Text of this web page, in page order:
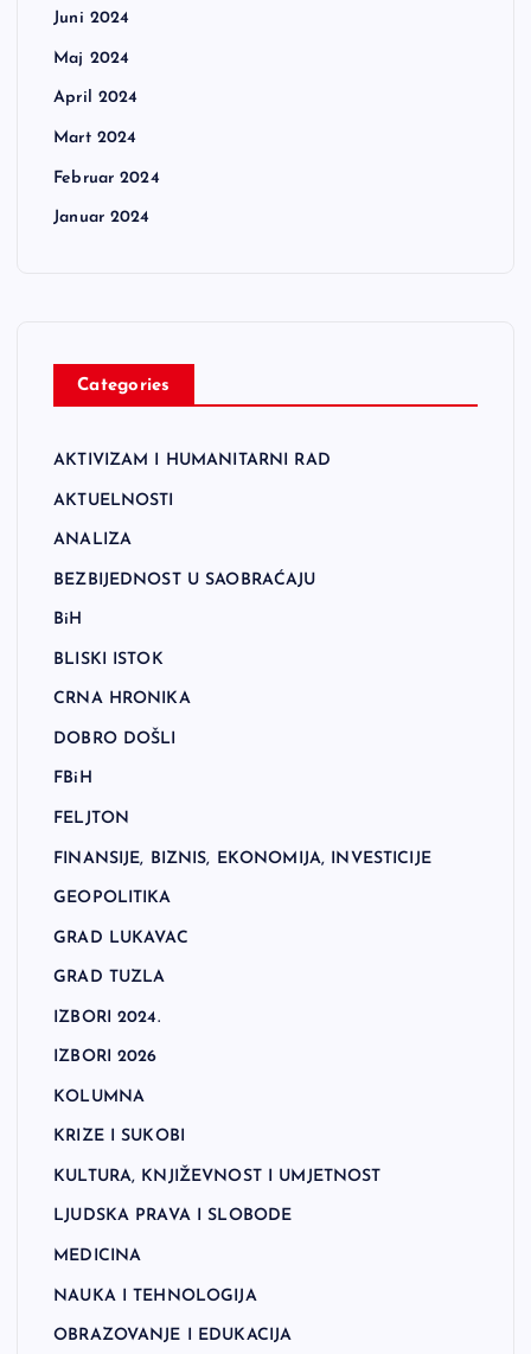
Juni 2024
Maj 2024
April 2024
Mart 2024
Februar 2024
Januar 2024
Categories
AKTIVIZAM I HUMANITARNI RAD
AKTUELNOSTI
ANALIZA
BEZBIJEDNOST U SAOBRAĆAJU
BiH
BLISKI ISTOK
CRNA HRONIKA
DOBRO DOŠLI
FBiH
FELJTON
FINANSIJE, BIZNIS, EKONOMIJA, INVESTICIJE
GEOPOLITIKA
GRAD LUKAVAC
GRAD TUZLA
IZBORI 2024.
IZBORI 2026
KOLUMNA
KRIZE I SUKOBI
KULTURA, KNJIŽEVNOST I UMJETNOST
LJUDSKA PRAVA I SLOBODE
MEDICINA
NAUKA I TEHNOLOGIJA
OBRAZOVANJE I EDUKACIJA